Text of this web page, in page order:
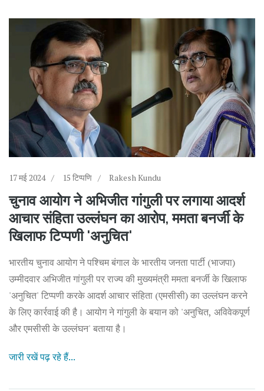
17 मई 2024 15 टिप्पणि Rakesh Kundu
चुनाव आयोग ने अभिजीत गांगुली पर लगाया आदर्श
आचार संहिता उल्लंघन का आरोप, ममता बनर्जी के
खिलाफ टिप्पणी 'अनुचित'
भारतीय चुनाव आयोग ने पश्चिम बंगाल के भारतीय जनता पार्टी (भाजपा)
उम्मीदवार अभिजीत गांगुली पर राज्य की मुख्यमंत्री ममता बनर्जी के खिलाफ
'अनुचित' टिप्पणी करके आदर्श आचार संहिता (एमसीसी) का उल्लंघन करने
के लिए कार्रवाई की है। आयोग ने गांगुली के बयान को 'अनुचित, अविवेकपूर्ण
और एमसीसी के उल्लंघन' बताया है।
जारी रखें पढ़ रहे हैं...